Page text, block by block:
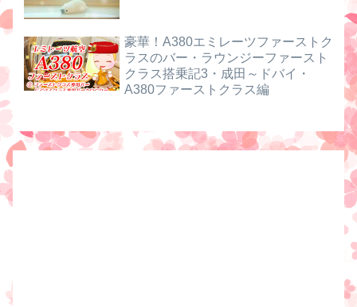
豪華！A380エミレーツファーストク
ラスのバー・ラウンジーファースト
クラス搭乗記3・成田～ドバイ・
A380ファーストクラス編